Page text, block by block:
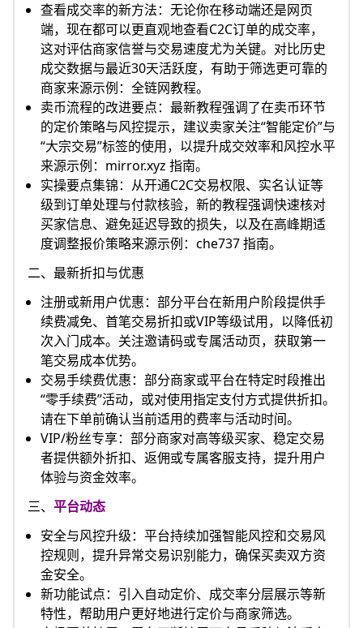
查看成交率的新方法：无论你在移动端还是网页
端，现在都可以更直观地查看C2C订单的成交率，
这对评估商家信誉与交易速度尤为关键。对比历史
成交数据与最近30天活跃度，有助于筛选更可靠的
商家来源示例：全链网教程。
卖币流程的改进要点：最新教程强调了在卖币环节
的定价策略与风控提示，建议卖家关注“智能定价”与
“大宗交易”标签的使用，以提升成交效率和风控水平
来源示例：mirror.xyz 指南。
实操要点集锦：从开通C2C交易权限、实名认证等
级到订单处理与付款核验，新的教程强调快速核对
买家信息、避免延迟导致的损失，以及在高峰期适
度调整报价策略来源示例：che737 指南。
二、最新折扣与优惠
注册或新用户优惠：部分平台在新用户阶段提供手
续费减免、首笔交易折扣或VIP等级试用，以降低初
次入门成本。关注邀请码或专属活动页，获取第一
笔交易成本优势。
交易手续费优惠：部分商家或平台在特定时段推出
“零手续费”活动，或对使用指定支付方式提供折扣。
请在下单前确认当前适用的费率与活动时间。
VIP/粉丝专享：部分商家对高等级买家、稳定交易
者提供额外折扣、返佣或专属客服支持，提升用户
体验与资金效率。
三、 平台动态
安全与风控升级：平台持续加强智能风控和交易风
控规则，提升异常交易识别能力，确保买卖双方资
金安全。
新功能试点：引入自动定价、成交率分层展示等新
特性，帮助用户更好地进行定价与商家筛选。